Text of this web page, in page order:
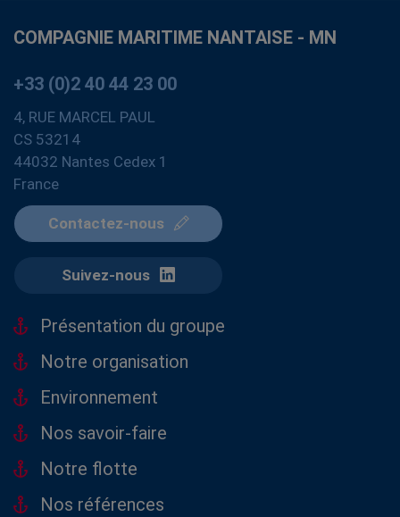
COMPAGNIE MARITIME NANTAISE - MN
+33 (0)2 40 44 23 00
4, RUE MARCEL PAUL
CS 53214
44032 Nantes Cedex 1
France
Contactez-nous
Suivez-nous
Présentation du groupe
Notre organisation
Environnement
Nos savoir-faire
Notre flotte
Nos références